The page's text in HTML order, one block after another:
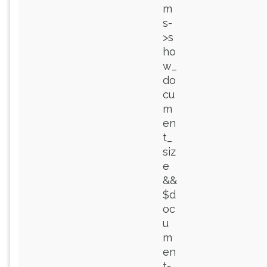
m
s-
>s
ho
w_
do
cu
m
en
t_
siz
e
&&
$d
oc
u
m
en